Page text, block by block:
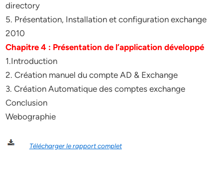
directory
5. Présentation, Installation et configuration exchange
2010
Chapitre 4 : Présentation de l’application développé
1.Introduction
2. Création manuel du compte AD & Exchange
3. Création Automatique des comptes exchange
Conclusion
Webographie
Télécharger le rapport complet